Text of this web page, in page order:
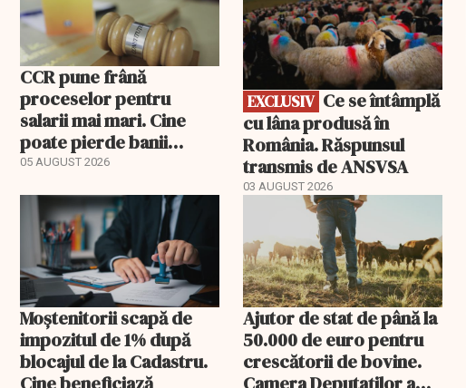
CCR pune frână
proceselor pentru
salarii mai mari. Cine
poate pierde banii
ceruți statului
05 AUGUST 2026
EXCLUSIV
cu lâna produsă în
România. Răspunsul
transmis de ANSVSA
03 AUGUST 2026
Moștenitorii scapă de
impozitul de 1% după
blocajul de la Cadastru.
Ajutor de stat de până la
50.000 de euro pentru
crescătorii de bovine.